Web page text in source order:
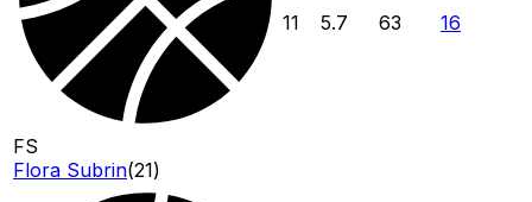
FS
Flora Subrin(21)
11 5.7 63 16